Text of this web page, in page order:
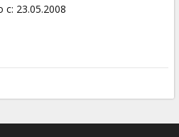
с: 23.05.2008